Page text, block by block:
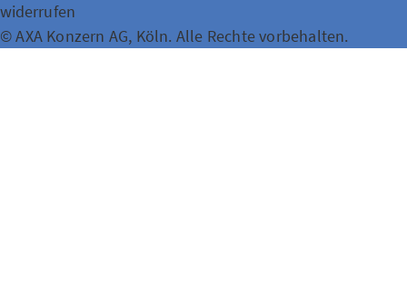
widerrufen
© AXA Konzern AG, Köln. Alle Rechte vorbehalten.